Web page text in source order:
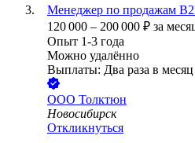
Менеджер по продажам
120 000 – 200 000 ₽ за
Опыт 1-3 года
Можно удалённо
Выплаты: Два раза в месяц
ООО Толктюн
Новосибирск
Откликнуться